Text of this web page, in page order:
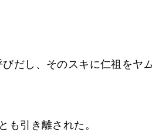
だし、そのスキに仁祖をヤ
も引き離された。